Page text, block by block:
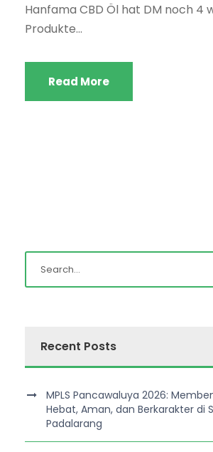
Hanfama CBD Öl hat DM noch 4
Produkte...
Read More
Recent Posts
MPLS Pancawaluya 2026:
Hebat, Aman, dan Berkarakter di
Padalarang